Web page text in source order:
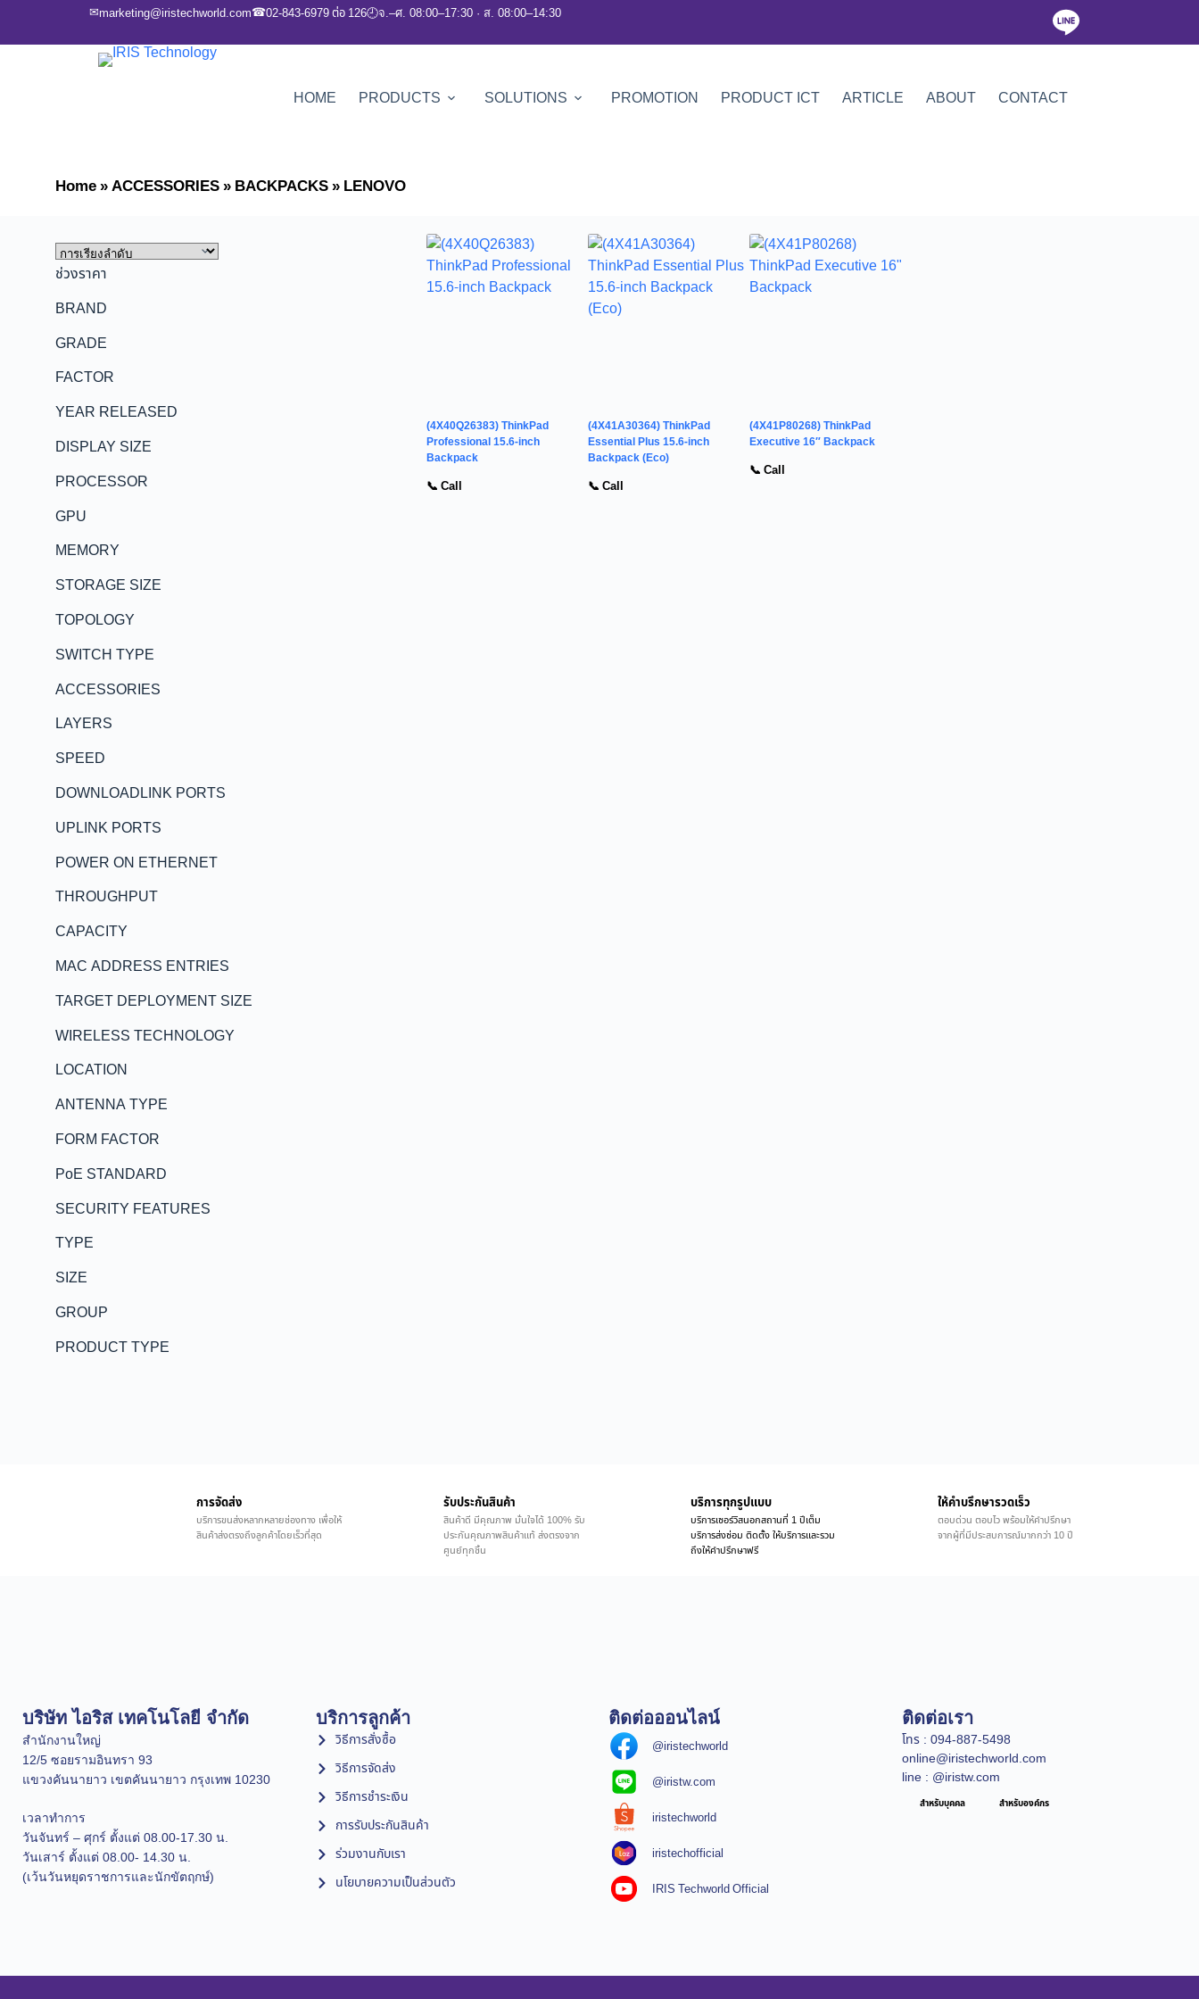
✉marketing@iristechworld.com☎02-843-6979 ต่อ 126🕘จ.–ศ. 08:00–17:30 · ส. 08:00–14:30
HOME PRODUCTS SOLUTIONS PROMOTION PRODUCT ICT ARTICLE ABOUT CONTACT
Home»ACCESSORIES»BACKPACKS»LENOVO
ช่วงราคา
BRAND
GRADE
FACTOR
YEAR RELEASED
DISPLAY SIZE
PROCESSOR
GPU
MEMORY
STORAGE SIZE
TOPOLOGY
SWITCH TYPE
ACCESSORIES
LAYERS
SPEED
DOWNLOADLINK PORTS
UPLINK PORTS
POWER ON ETHERNET
THROUGHPUT
CAPACITY
MAC ADDRESS ENTRIES
TARGET DEPLOYMENT SIZE
WIRELESS TECHNOLOGY
LOCATION
ANTENNA TYPE
FORM FACTOR
PoE STANDARD
SECURITY FEATURES
TYPE
SIZE
GROUP
PRODUCT TYPE
(4X40Q26383) ThinkPad
Professional 15.6-inch
Backpack
📞 Call
(4X41A30364) ThinkPad
Essential Plus 15.6-inch
Backpack (Eco)
📞 Call
(4X41P80268) ThinkPad
Executive 16″ Backpack
📞 Call
การจัดส่ง
บริการขนส่งหลากหลายช่องทาง เพื่อให้
สินค้าส่งตรงถึงลูกค้าโดยเร็วที่สุด
รับประกันสินค้า
สินค้าดี มีคุณภาพ มั่นใจได้ 100% รับ
ประกันคุณภาพสินค้าแท้ ส่งตรงจาก
ศูนย์ทุกชิ้น
บริการทุกรูปแบบ
บริการเซอร์วิสนอกสถานที่ 1 ปีเต็ม
บริการส่งซ่อม ติดตั้ง ให้บริการและรวม
ถึงให้คำปรึกษาฟรี
ให้คำบรึกษารวดเร็ว
ตอบด่วน ตอบไว พร้อมให้คำปรึกษา
จากผู้ที่มีประสบการณ์มากกว่า 10 ปี
บริษัท ไอริส เทคโนโลยี จำกัด
สำนักงานใหญ่
12/5 ซอยรามอินทรา 93
แขวงคันนายาว เขตคันนายาว กรุงเทพ 10230
เวลาทำการ
วันจันทร์ – ศุกร์ ตั้งแต่ 08.00-17.30 น.
วันเสาร์ ตั้งแต่ 08.00- 14.30 น.
(เว้นวันหยุดราชการและนักขัตฤกษ์)
บริการลูกค้า
วิธีการสั่งซื้อ
วิธีการจัดส่ง
วิธีการชำระเงิน
การรับประกันสินค้า
ร่วมงานกับเรา
นโยบายความเป็นส่วนตัว
ติดต่อออนไลน์
@iristechworld
@iristw.com
iristechworld
iristechofficial
IRIS Techworld Official
ติดต่อเรา
โทร : 094-887-5498
online@iristechworld.com
line : @iristw.com
สำหรับบุคคล สำหรับองค์กร